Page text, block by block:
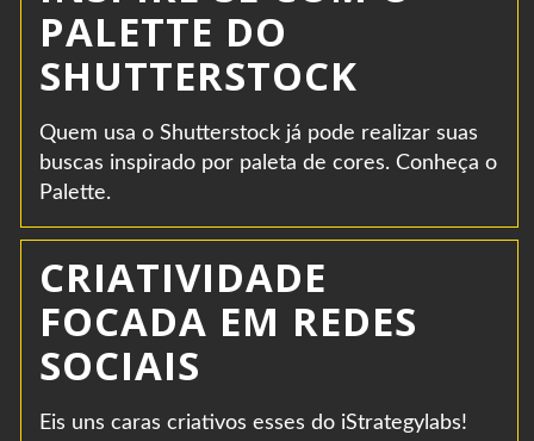
PALETTE DO
SHUTTERSTOCK
Quem usa o Shutterstock já pode realizar suas
buscas inspirado por paleta de cores. Conheça o
Palette.
CRIATIVIDADE
FOCADA EM REDES
SOCIAIS
Eis uns caras criativos esses do iStrategylabs!